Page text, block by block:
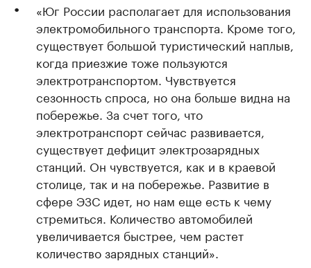
«Юг России располагает для использования
электромобильного транспорта. Кроме того,
существует большой туристический наплыв,
когда приезжие тоже пользуются
электротранспортом. Чувствуется
сезонность спроса, но она больше видна на
побережье. За счет того, что
электротранспорт сейчас развивается,
существует дефицит электрозарядных
станций. Он чувствуется, как и в краевой
столице, так и на побережье. Развитие в
сфере ЭЗС идет, но нам еще есть к чему
стремиться. Количество автомобилей
увеличивается быстрее, чем растет
количество зарядных станций».